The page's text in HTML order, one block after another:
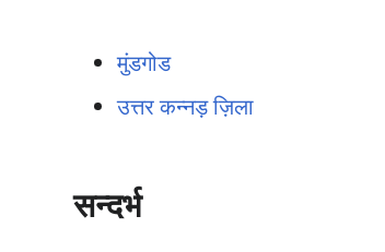
मुंडगोड
उत्तर कन्नड़ ज़िला
सन्दर्भ